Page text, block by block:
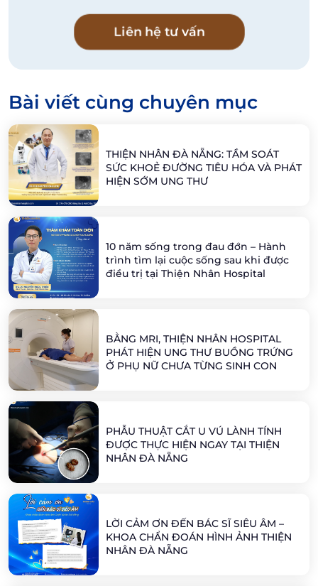
Liên hệ tư vấn
Bài viết cùng chuyên mục
THIỆN NHÂN ĐÀ NẴNG: TẦM SOÁT
SỨC KHOẺ ĐƯỜNG TIÊU HÓA VÀ PHÁT
HIỆN SỚM UNG THƯ
10 năm sống trong đau đớn – Hành
trình tìm lại cuộc sống sau khi được
điều trị tại Thiện Nhân Hospital
BẰNG MRI, THIỆN NHÂN HOSPITAL
PHÁT HIỆN UNG THƯ BUỒNG TRỨNG
Ở PHỤ NỮ CHƯA TỪNG SINH CON
PHẪU THUẬT CẮT U VÚ LÀNH TÍNH
ĐƯỢC THỰC HIỆN NGAY TẠI THIỆN
NHÂN ĐÀ NẴNG
LỜI CẢM ƠN ĐẾN BÁC SĨ SIÊU ÂM –
KHOA CHẨN ĐOÁN HÌNH ẢNH THIỆN
NHÂN ĐÀ NẴNG